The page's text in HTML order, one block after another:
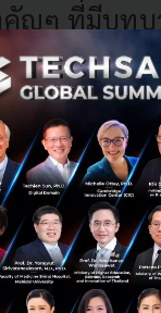
คัญๆ ที่มีบท
เทศ ได้แก่
ภาครัฐ
หาร
ซึ่ง
ะร่วมกันผลัก
ยในรายสา